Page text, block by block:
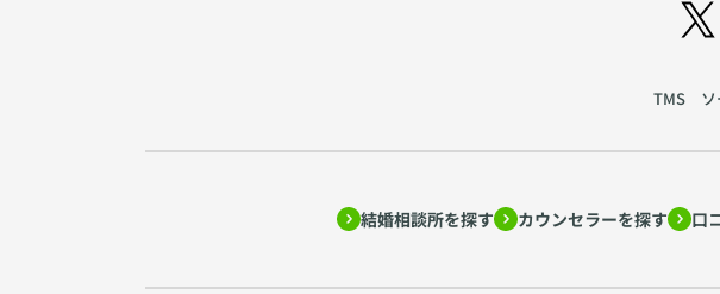
TMS ソ
結婚相談所を探す カウンセラーを探す 口